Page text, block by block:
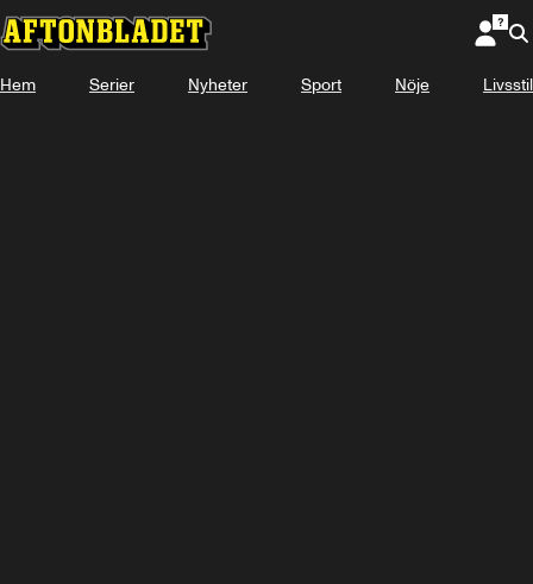
Hem Serier Nyheter Sport Nöje Livsstil